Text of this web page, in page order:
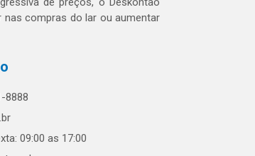
compras do lar ou aumentar
8888
09:00 as 17:00